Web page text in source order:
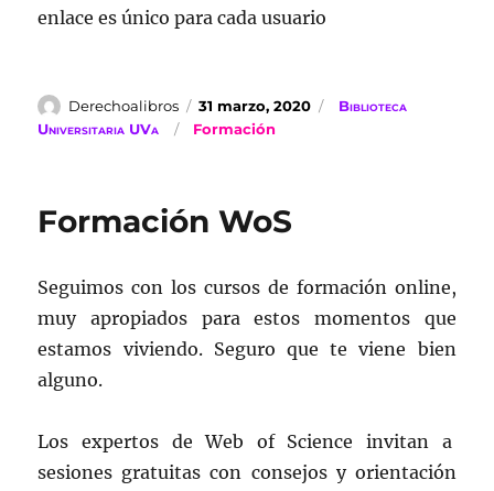
enlace es único para cada usuario
Autor
Derechoalibros
Publicado
el
31 marzo, 2020 Categorías
Biblioteca
Universitaria UVa
Etiquetas
Formación
Formación WoS
Seguimos con los cursos de formación online,
muy apropiados para estos momentos que
estamos viviendo. Seguro que te viene bien
alguno.
Los expertos de Web of Science invitan a
sesiones gratuitas con consejos y orientación